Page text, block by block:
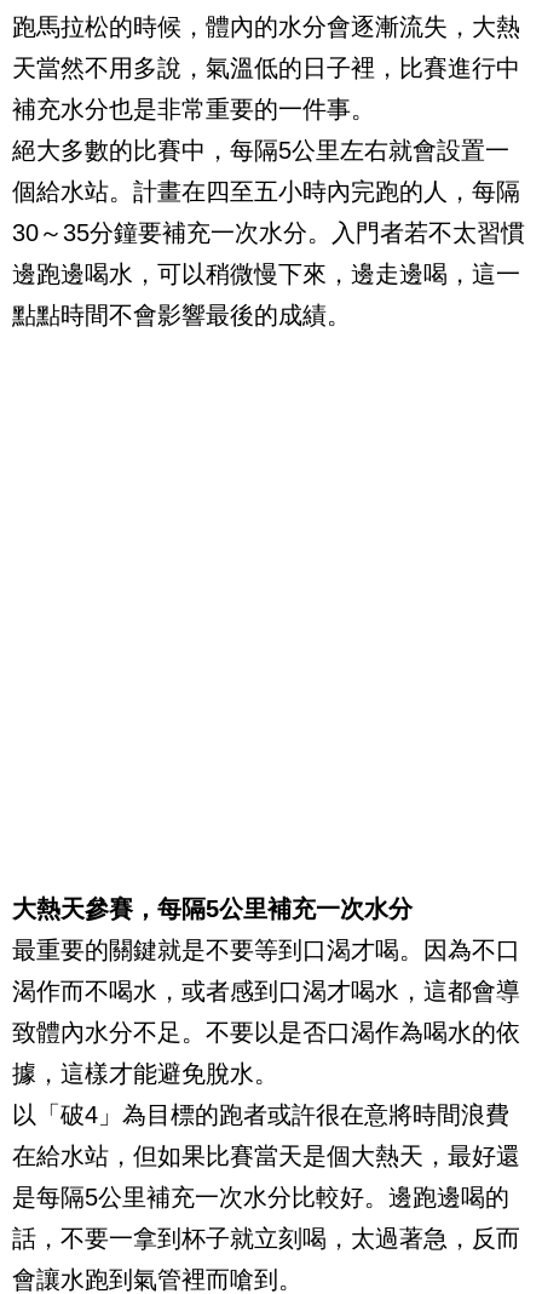
跑馬拉松的時候，體內的水分會逐漸流失，大熱
天當然不用多說，氣溫低的日子裡，比賽進行中
補充水分也是非常重要的一件事。
絕大多數的比賽中，每隔5公里左右就會設置一
個給水站。計畫在四至五小時內完跑的 人，每隔
30～35分鐘要補充一次水分。入門者若不太習慣
邊跑邊喝水，可以稍微慢下來，邊走邊喝，這一
點點時間不會影響最後的成績。
大熱天參賽，每隔5公里補充一次水分
最重要的關鍵就是不要等到口渴才喝。因為不口
渴作而不喝水，或者感到口渴才喝水， 這都會導
致體內水分不足。不要以是否口渴作為喝水的依
據，這樣才能避免脫水。
以「破4 」為目標的跑者或許很在意將時間浪費
在給水站，但如果比賽當天是個大熱天，最好還
是每隔5公里補充一次水分比較好。 邊跑邊喝的
話，不要一拿到杯子就立刻喝，太過著急，反而
會讓水跑到氣管裡而嗆到。